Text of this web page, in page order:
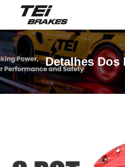
Detalhes Dos